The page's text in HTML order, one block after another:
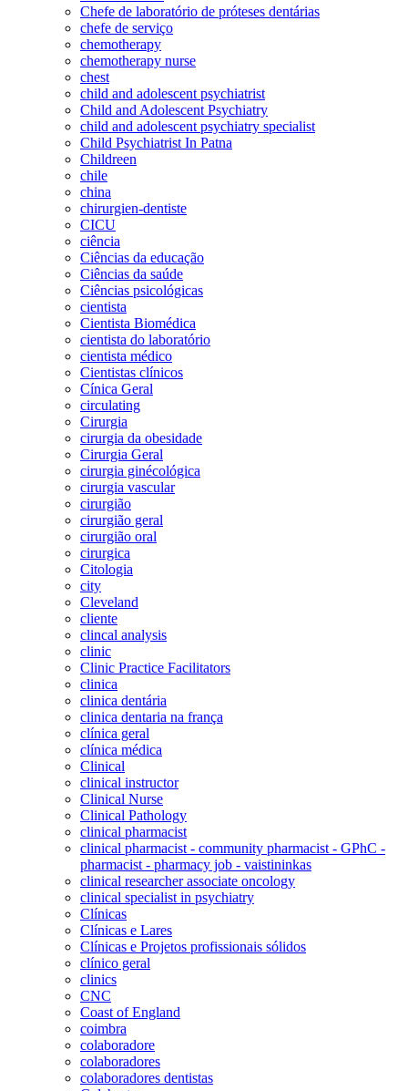
Chefe de laboratório de próteses dentárias
chefe de serviço
chemotherapy
chemotherapy nurse
chest
child and adolescent psychiatrist
Child and Adolescent Psychiatry
child and adolescent psychiatry specialist
Child Psychiatrist In Patna
Childreen
chile
china
chirurgien-dentiste
CICU
ciência
Ciências da educação
Ciências da saúde
Ciências psicológicas
cientista
Cientista Biomédica
cientista do laboratório
cientista médico
Cientistas clínicos
Cínica Geral
circulating
Cirurgia
cirurgia da obesidade
Cirurgia Geral
cirurgia ginécológica
cirurgia vascular
cirurgião
cirurgião geral
cirurgião oral
cirurgica
Citologia
city
Cleveland
cliente
clincal analysis
clinic
Clinic Practice Facilitators
clinica
clinica dentária
clinica dentaria na frança
clínica geral
clínica médica
Clinical
clinical instructor
Clinical Nurse
Clinical Pathology
clinical pharmacist
clinical pharmacist - community pharmacist - GPhC -
pharmacist - pharmacy job - vaistininkas
clinical researcher associate oncology
clinical specialist in psychiatry
Clínicas
Clínicas e Lares
Clínicas e Projetos profissionais sólidos
clínico geral
clinics
CNC
Coast of England
coimbra
colaboradore
colaboradores
colaboradores dentistas